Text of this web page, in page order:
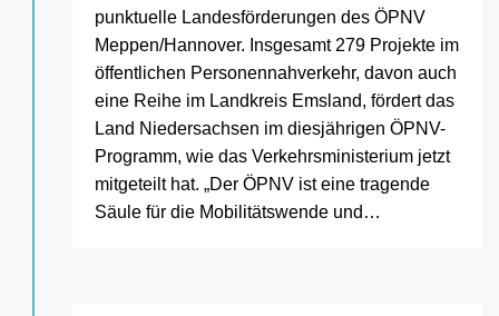
punktuelle Landesförderungen des ÖPNV
Meppen/Hannover. Insgesamt 279 Projekte im
öffentlichen Personennahverkehr, davon auch
eine Reihe im Landkreis Emsland, fördert das
Land Niedersachsen im diesjährigen ÖPNV-
Programm, wie das Verkehrsministerium jetzt
mitgeteilt hat. „Der ÖPNV ist eine tragende
Säule für die Mobilitätswende und…